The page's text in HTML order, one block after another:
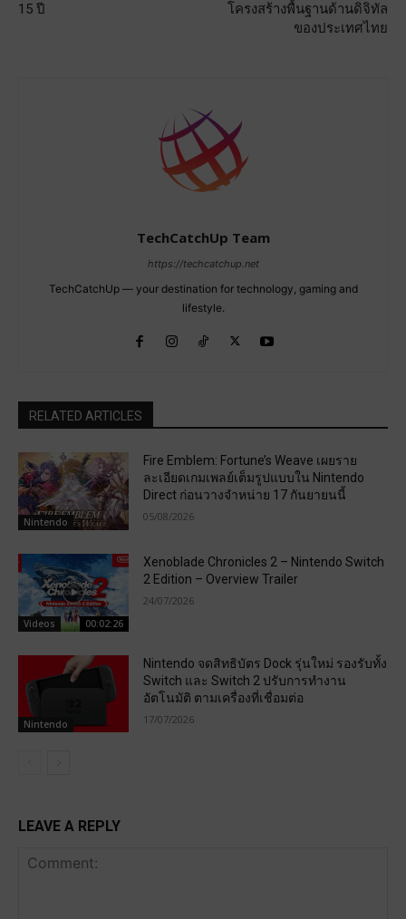
15 ปี
โครงสร้างพื้นฐานด้านดิจิทัล
ของประเทศไทย
TechCatchUp Team
https://techcatchup.net
TechCatchUp — your destination for technology, gaming and
lifestyle.
RELATED ARTICLES
Nintendo
Fire Emblem: Fortune’s Weave เผยราย
ละเอียดเกมเพลย์เต็มรูปแบบใน Nintendo
Direct ก่อนวางจำหน่าย 17 กันยายนนี้
05/08/2026
Videos 00:02:26
Xenoblade Chronicles 2 – Nintendo Switch
2 Edition – Overview Trailer
24/07/2026
Nintendo
Nintendo จดสิทธิบัตร Dock รุ่นใหม่ รองรับทั้ง
Switch และ Switch 2 ปรับการทำงาน
อัตโนมัติ ตามเครื่องที่เชื่อมต่อ
17/07/2026
LEAVE A REPLY